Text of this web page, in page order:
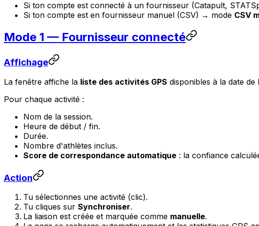
Si ton compte est connecté à un fournisseur (Catapult,
Si ton compte est en fournisseur manuel (CSV) → mode CSV
Mode 1 — Fournisseur connecté
Affichage
La fenêtre affiche la liste des activités GPS disponibles à la date de
Pour chaque activité :
Nom de la session.
Heure de début / fin.
Durée.
Nombre d'athlètes inclus.
Score de correspondance automatique : la confiance
Action
Tu sélectionnes une activité (clic).
Tu cliques sur Synchroniser.
La liaison est créée et marquée comme manuelle.